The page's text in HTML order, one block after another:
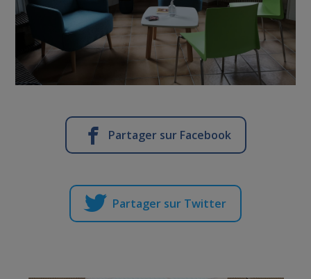
Partager sur Facebook
Partager sur Twitter